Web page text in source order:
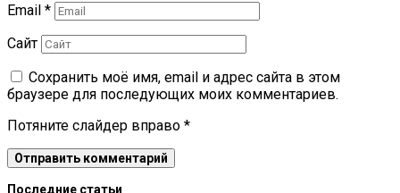
Email *
Сайт
Сохранить моё имя, email и адрес сайта в этом
браузере для последующих моих комментариев.
Потяните слайдер вправо *
Последние статьи